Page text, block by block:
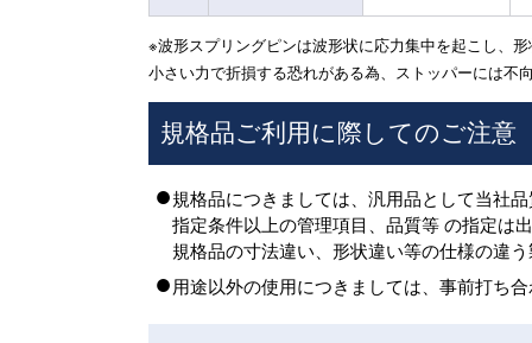
※波形スプリングピンは波形状に応力集中を起こし、
小さい力で折損する恐れがある為、ストッパーには不
規格品ご利用に際してのご注意
規格品につきましては、汎用品として当社
指定条件以上の管理項目、品質等 の指定は
規格品の寸法違い、形状違い等の仕様の違
用途以外の使用につきましては、事前打ち